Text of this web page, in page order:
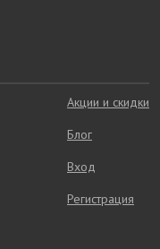
Акции и скидки
Блог
Вход
Регистрация